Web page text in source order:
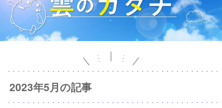
2023年5月の記事